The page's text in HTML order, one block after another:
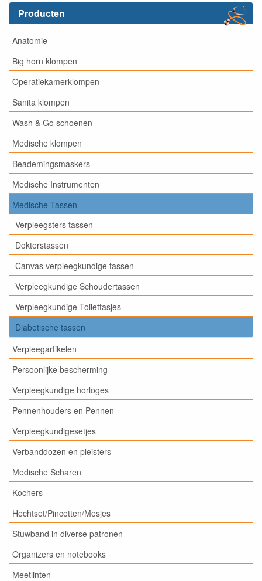
Producten
Anatomie
Big horn klompen
Operatiekamerklompen
Sanita klompen
Wash & Go schoenen
Medische klompen
Beademingsmaskers
Medische Instrumenten
Medische Tassen
Verpleegsters tassen
Dokterstassen
Canvas verpleegkundige tassen
Verpleegkundige Schoudertassen
Verpleegkundige Toilettasjes
Diabetische tassen
Verpleegartikelen
Persoonlijke bescherming
Verpleegkundige horloges
Pennenhouders en Pennen
Verpleegkundigesetjes
Verbanddozen en pleisters
Medische Scharen
Kochers
Hechtset/Pincetten/Mesjes
Stuwband in diverse patronen
Organizers en notebooks
Meetlinten